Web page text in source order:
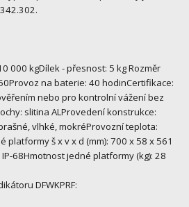
000 kgDílek - přesnost: 5 kg Rozměr
na baterie: 40 hodinCertifikace:
nebo pro kontrolní vážení bez
slitina ALProvedení konstrukce:
vlhké, mokréProvozní teplota:
platformy š x v x d (mm): 700 x 58 x 561
68Hmotnost jedné platformy (kg): 28
DFWKPRF: